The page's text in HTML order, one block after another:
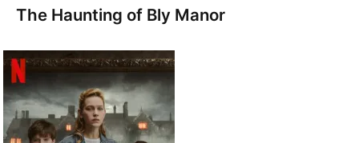
The Haunting of Bly Manor